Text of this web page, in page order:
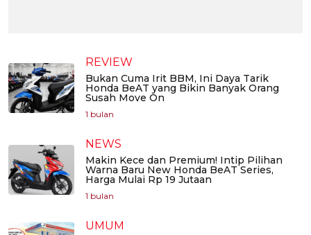
REVIEW
Bukan Cuma Irit BBM, Ini Daya Tarik
Honda BeAT yang Bikin Banyak Orang
Susah Move On
1 bulan
NEWS
Makin Kece dan Premium! Intip Pilihan
Warna Baru New Honda BeAT Series,
Harga Mulai Rp 19 Jutaan
1 bulan
UMUM